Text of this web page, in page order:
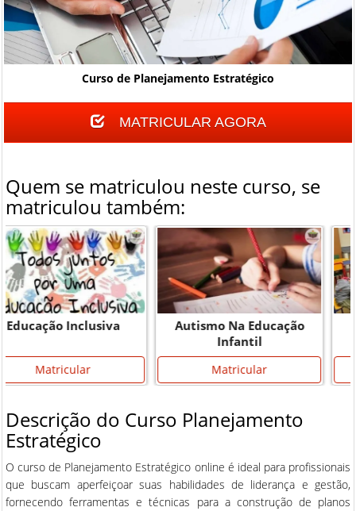
Curso de Planejamento Estratégico
MATRICULAR AGORA
Quem se matriculou neste curso, se
matriculou também:
Autismo Na Educação
Matricular
Monitor Escolar
Matricular
Descrição do Curso Planejamento
Estratégico
O curso de Planejamento Estratégico online é ideal para profissionais
que buscam aperfeiçoar suas habilidades de liderança e gestão,
fornecendo ferramentas e técnicas para a construção de planos